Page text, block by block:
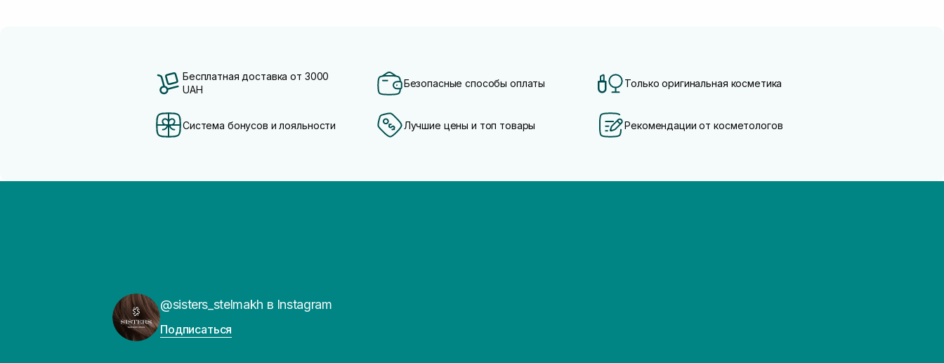
Бесплатная доставка от 3000
UAH
Безопасные способы оплаты Только оригинальная косметика
Система бонусов и лояльности Лучшие цены и топ товары Рекомендации от косметологов
@sisters_stelmakh в Instagram
Подписаться